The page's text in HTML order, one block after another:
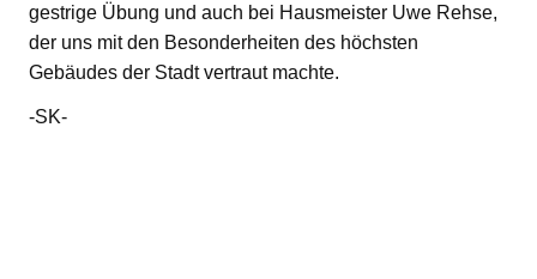
gestrige Übung und auch bei Hausmeister Uwe Rehse,
der uns mit den Besonderheiten des höchsten
Gebäudes der Stadt vertraut machte.
-SK-